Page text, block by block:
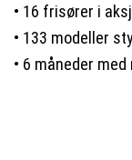
• 16 frisører i
• 133 modeller
• 6 måneder